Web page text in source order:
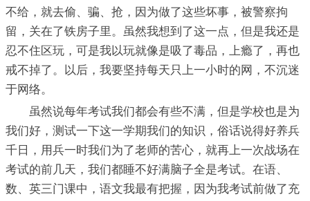
不给，就去偷、骗、抢，因为做了这些坏事，被警察拘
留，关在了铁房子里。虽然我想到了这一点，但是我还是
忍不住区玩，可是我以玩就像是吸了毒品，上瘾了，再也
戒不掉了。以后，我要坚持每天只上一小时的网，不沉迷
于网络。
虽然说每年考试我们都会有些不满，但是学校也是为
我们好，测试一下这一学期我们的知识，俗话说得好养兵
千日，用兵一时我们为了老师的苦心，就再上一次战场在
考试的前几天，我们都睡不好满脑子全是考试。在语、
数、英三门课中，语文我最有把握，因为我考试前做了充